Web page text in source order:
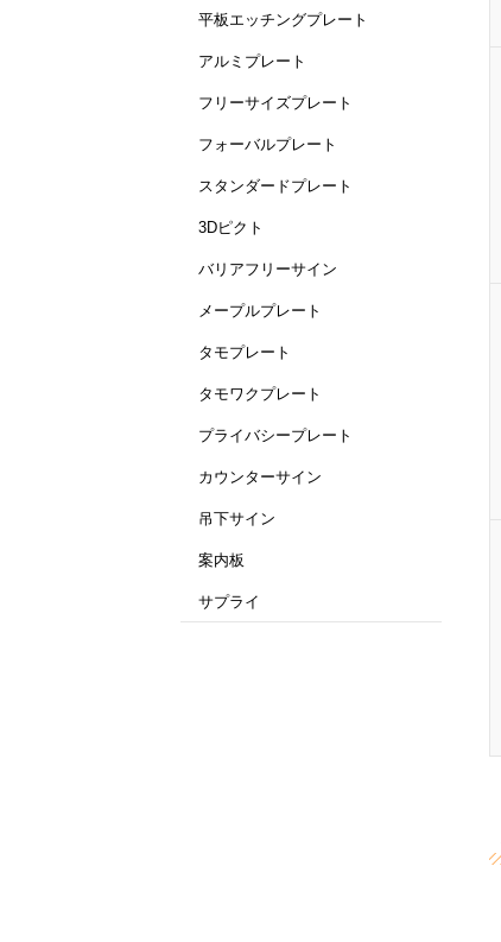
平板エッチングプレート
アルミプレート
フリーサイズプレート
フォーバルプレート
スタンダードプレート
3Dピクト
バリアフリーサイン
メープルプレート
タモプレート
タモワクプレート
プライバシープレート
カウンターサイン
吊下サイン
案内板
サプライ